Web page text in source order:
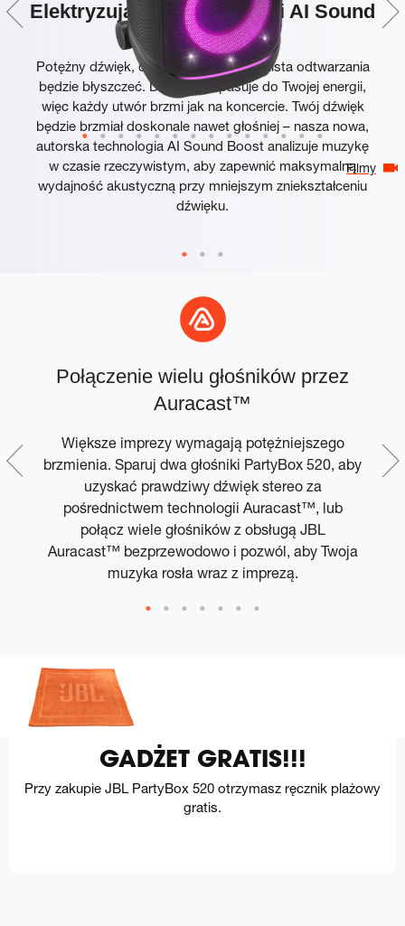
Filmy
Elektryzujący dźwięk dzięki AI Sound
Boost
Potężny dźwięk, dzięki któremu Twoja lista odtwarzania
będzie błyszczeć. Dźwięk ten pasuje do Twojej energii,
więc każdy utwór brzmi jak na koncercie. Twój dźwięk
będzie brzmiał doskonale nawet głośniej – nasza nowa,
autorska technologia AI Sound Boost analizuje muzykę
w czasie rzeczywistym, aby zapewnić maksymalną
wydajność akustyczną przy mniejszym zniekształceniu
dźwięku.
Połączenie wielu głośników przez
Auracast™
Większe imprezy wymagają potężniejszego
brzmienia. Sparuj dwa głośniki PartyBox 520, aby
uzyskać prawdziwy dźwięk stereo za
pośrednictwem technologii Auracast™, lub
połącz wiele głośników z obsługą JBL
Auracast™ bezprzewodowo i pozwól, aby Twoja
muzyka rosła wraz z imprezą.
GADŻET GRATIS!!!
Przy zakupie JBL PartyBox 520 otrzymasz ręcznik plażowy
gratis.